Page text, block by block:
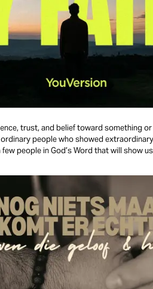
trust, and belief toward something
people who showed
few people in God’s Word that will show